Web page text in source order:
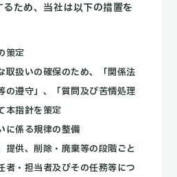
ため、当社は以下の措置を
策定
取扱いの確保のため、「関係法
の遵守」、「質問及び苦情処理
本指針を策定
に係る規律の整備
提供、削除・廃棄等の段階ごと
者・担当者及びその任務等につ